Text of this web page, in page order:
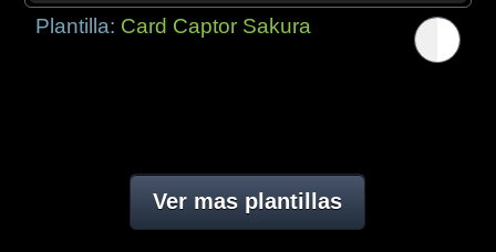
Plantilla: Card Captor Sakura
Ver mas plantillas